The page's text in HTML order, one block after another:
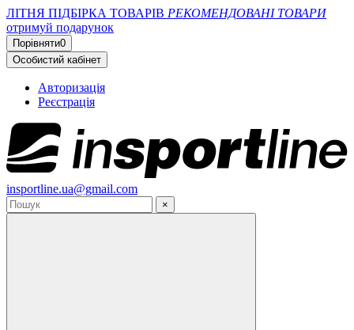
ЛІТНЯ ПІДБІРКА ТОВАРІВ РЕКОМЕНДОВАНІ ТОВАРИ
отримуй подарунок
Порівняти0
Особистий кабінет
Авторизація
Реєстрація
insportline.ua@gmail.com
×